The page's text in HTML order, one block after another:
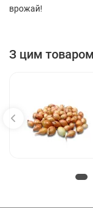
врожай!
З цим